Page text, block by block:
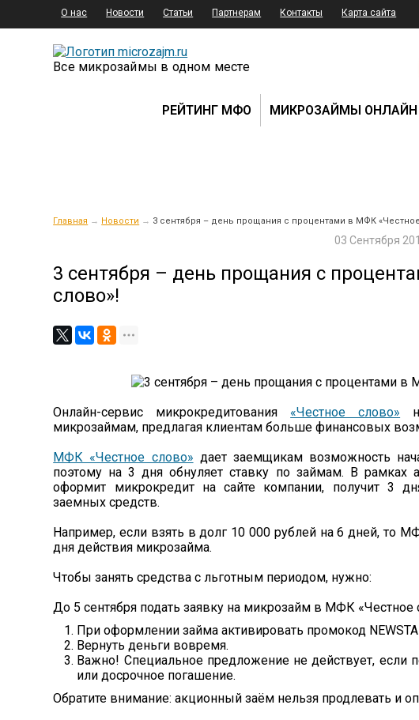
О нас Новости Статьи Партнерам Контакты Карта сайта
Все микрозаймы в одном месте
РЕЙТИНГ МФО МИКРОЗАЙМЫ ОНЛАЙН
Главная → Новости → 3 сентября – день прощания с процентами в МФК
03 Сентября
3 сентября – день прощания с
слово»!
Онлайн-сервис микрокредитования «Честное слово»
микрозаймам, предлагая клиентам больше финансовых
МФК «Честное слово» дает заемщикам возможность
поэтому на 3 дня обнуляет ставку по займам. В рамках
оформит микрокредит на сайте компании, получит 3
заемных средств.
Например, если взять в долг 10 000 рублей на 6 дней, то
дня действия микрозайма.
Чтобы занять средства с льготным периодом, нужно:
До 5 сентября подать заявку на микрозайм в МФК «Честное
При оформлении займа активировать промокод
Вернуть деньги вовремя.
Важно! Специальное предложение не действует, если
или досрочное погашение.
Обратите внимание: акционный заём нельзя продлевать и